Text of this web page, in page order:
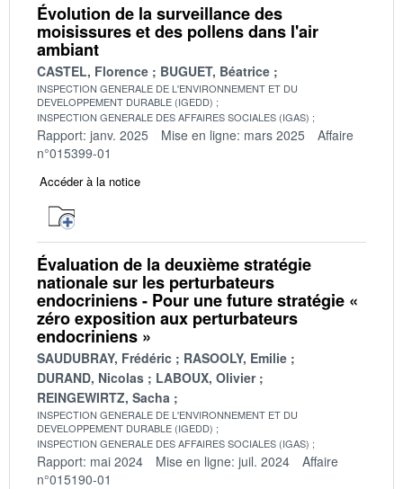
Évolution de la surveillance des
moisissures et des pollens dans l'air
ambiant
CASTEL, Florence BUGUET, Béatrice
INSPECTION GENERALE DE L'ENVIRONNEMENT ET DU
DEVELOPPEMENT DURABLE (IGEDD)
INSPECTION GENERALE DES AFFAIRES SOCIALES (IGAS)
Rapport: janv. 2025 Mise en ligne: mars 2025
Affaire
n°015399-01
Accéder à la notice
Évaluation de la deuxième stratégie
nationale sur les perturbateurs
endocriniens - Pour une future stratégie «
zéro exposition aux perturbateurs
endocriniens »
SAUDUBRAY, Frédéric
RASOOLY, Emilie
DURAND, Nicolas
LABOUX, Olivier
REINGEWIRTZ, Sacha
INSPECTION GENERALE DE L'ENVIRONNEMENT ET DU
DEVELOPPEMENT DURABLE (IGEDD)
INSPECTION GENERALE DES AFFAIRES SOCIALES (IGAS)
Rapport: mai 2024 Mise en ligne: juil. 2024
Affaire
n°015190-01